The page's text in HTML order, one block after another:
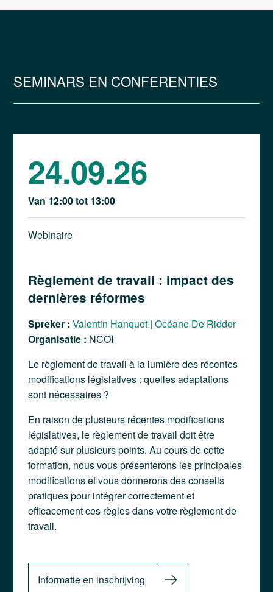
SEMINARS EN CONFERENTIES
24.09.26
Van 12:00 tot 13:00
Webinaire
Règlement de travail : impact des
dernières réformes
Spreker :Valentin Hanquet |Océane De Ridder
Organisatie : NCOI
Le règlement de travail à la lumière des récentes
modifications législatives : quelles adaptations
sont nécessaires ?
En raison de plusieurs récentes modifications
législatives, le règlement de travail doit être
adapté sur plusieurs points. Au cours de cette
formation, nous vous présenterons les principales
modifications et vous donnerons des conseils
pratiques pour intégrer correctement et
efficacement ces règles dans votre règlement de
travail.
Informatie en inschrijving